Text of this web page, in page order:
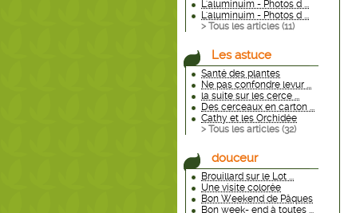
L'aluminuim - Photos d ...
L'aluminuim - Photos d ...
> Tous les articles (11)
Les astuce
Santé des plantes
Ne pas confondre levur ...
la suite sur les cerce ...
Des cerceaux en carton ...
Cathy et les Orchidée
> Tous les articles (32)
douceur
Brouillard sur le Lot ...
Une visite colorée
Bon Weekend de Pâques
Bon week- end à toutes ...